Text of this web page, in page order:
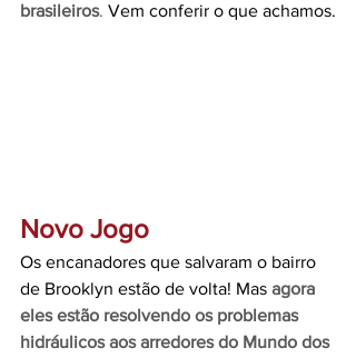
brasileiros. Vem conferir o que achamos.
Novo Jogo
Os encanadores que salvaram o bairro
de Brooklyn estão de volta! Mas agora
eles estão resolvendo os problemas
hidráulicos aos arredores do Mundo dos